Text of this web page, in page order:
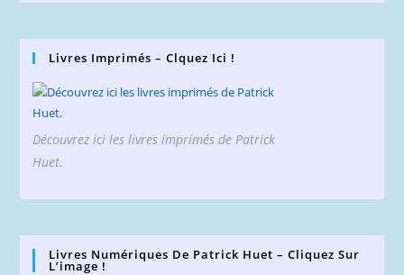
Livres Imprimés – Clquez Ici !
Découvrez ici les livres imprimés de Patrick
Huet.
Livres Numériques De Patrick Huet – Cliquez Sur
L’image !